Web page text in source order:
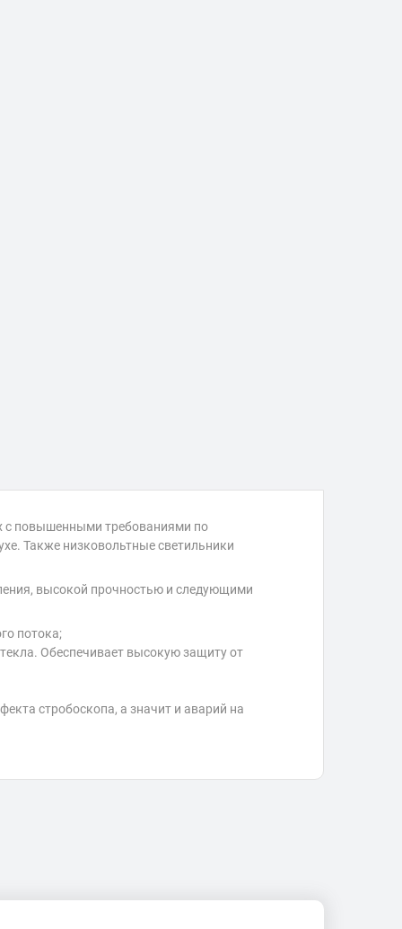
с повышенными требованиями по
Также низковольтные светильники
высокой прочностью и следующими
потока;
Обеспечивает высокую защиту от
стробоскопа, а значит и аварий на